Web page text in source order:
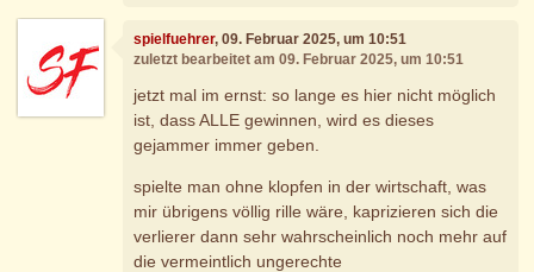
spielfuehrer, 09. Februar 2025, um 10:51
zuletzt bearbeitet am 09. Februar 2025, um 10:51
jetzt mal im ernst: so lange es hier nicht möglich
ist, dass ALLE gewinnen, wird es dieses
gejammer immer geben.
spielte man ohne klopfen in der wirtschaft, was
mir übrigens völlig rille wäre, kaprizieren sich die
verlierer dann sehr wahrscheinlich noch mehr auf
die vermeintlich ungerechte